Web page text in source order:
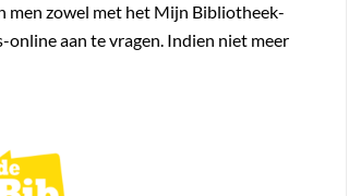
men zowel met het Mijn Bibliotheek-
aan te vragen. Indien niet meer